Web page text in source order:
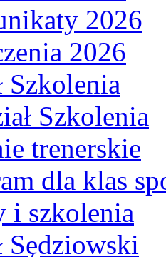
2026
2026
Szkolenia
Szkolenia
trenerskie
dla klas
i szkolenia
Sędziowski